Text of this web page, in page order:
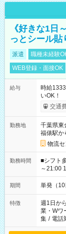
《好きな1日
っとシール貼
派遣 職種未経験
WEB登録・面接OK
給与
時給
いOK！
交通
勤務地
千葉県東
福俵駅か
物流
勤務時間
■シフト多数！ 09:00～18:00 08:00～
～21:00 17:00
す！
期間 単発（10
特徴 週1日か
業・Wワ
集 / 電話